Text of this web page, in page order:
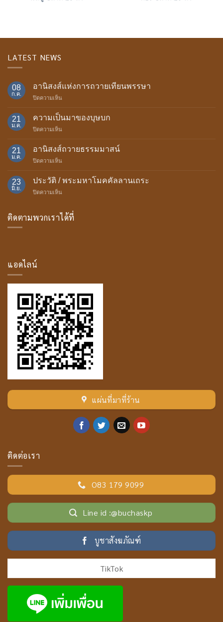
LATEST NEWS
08
ก.ค.
อานิสงส์แห่งการถวายเทียนพรรษา
ปิดความเห็น
ถวาย
พรรษา
21
ม.ค.
ความเป็นมาของบุษบก
ปิดความเห็น
ของ
21
ม.ค.
อานิสงส์ถวายธรรมมาสน์
ปิดความเห็น
ถวาย
มา
23
มิ.ย.
ประวัติ / พระมหาโมคคัลลานเถระ
ปิดความเห็น
พระ
ติดตามพวกเราได้ที่
แอดไลน์
แผ่นที่มาที่ร้าน
ติดต่อเรา
O83 179 9099
Line id :@buchaskp
บูชาสังฆภัณฑ์
TikTok